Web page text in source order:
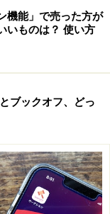
売るのかを見極
かに高く売るの
かも重要なポイ
ズにそして高く
いきます。
機能」で売った方が
いものは？ 使い方
ブックオフ、どっ